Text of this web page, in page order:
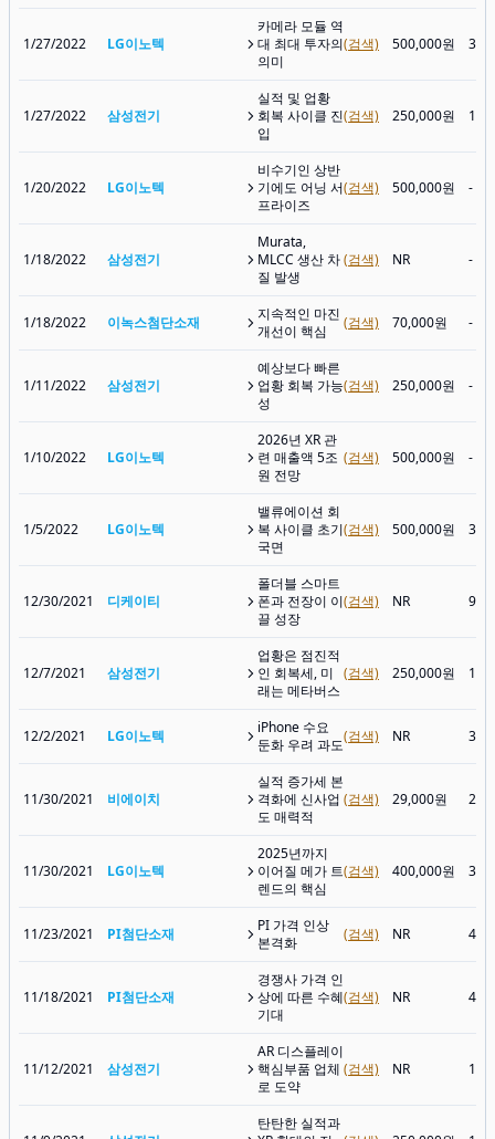
1/27/2022 LG이노텍
카메라 모듈 역
대 최대 투자의
의미
(검색) 500,000원
1/27/2022 삼성전기
실적 및 업황
회복 사이클 진
입
(검색) 250,000원
1/20/2022 LG이노텍
비수기인 상반
기에도 어닝 서
프라이즈
(검색) 500,000원 -
1/18/2022 삼성전기
Murata,
MLCC 생산 차
질 발생
(검색) NR -
1/18/2022 이녹스첨단소재
지속적인 마진
개선이 핵심
(검색) 70,000원 -
1/11/2022 삼성전기
예상보다 빠른
업황 회복 가능
성
(검색) 250,000원 -
1/10/2022 LG이노텍
2026년 XR 관
련 매출액 5조
원 전망
(검색) 500,000원 -
1/5/2022 LG이노텍
밸류에이션 회
복 사이클 초기
국면
(검색) 500,000원
12/30/2021 디케이티
폴더블 스마트
폰과 전장이 이
끌 성장
(검색) NR
12/7/2021 삼성전기
업황은 점진적
인 회복세, 미
래는 메타버스
(검색) 250,000원
12/2/2021 LG이노텍
iPhone 수요
둔화 우려 과도(검색) NR
11/30/2021 비에이치
실적 증가세 본
격화에 신사업
도 매력적
(검색) 29,000원
11/30/2021 LG이노텍
2025년까지
이어질 메가 트
렌드의 핵심
(검색) 400,000원
11/23/2021 PI첨단소재
PI 가격 인상
본격화
(검색) NR
11/18/2021 PI첨단소재
경쟁사 가격 인
상에 따른 수혜
기대
(검색) NR
11/12/2021 삼성전기
AR 디스플레이
핵심부품 업체
로 도약
(검색) NR
탄탄한 실적과